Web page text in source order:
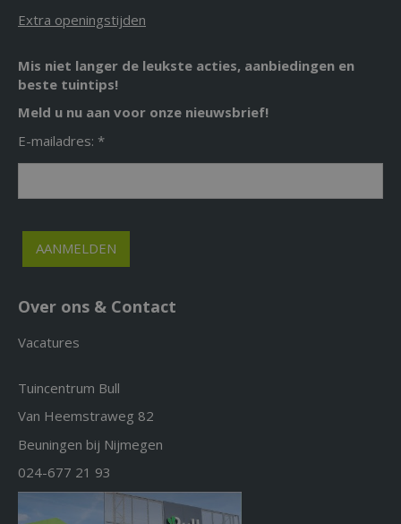
Extra openingstijden
Mis niet langer de leukste acties, aanbiedingen en
beste tuintips!
Meld u nu aan voor onze nieuwsbrief!
E-mailadres: *
Over ons & Contact
Vacatures
Tuincentrum Bull
Van Heemstraweg 82
Beuningen bij Nijmegen
024-677 21 93